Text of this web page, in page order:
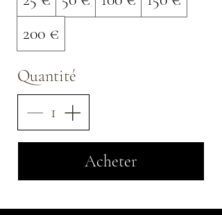
200 €
Quantité
Acheter